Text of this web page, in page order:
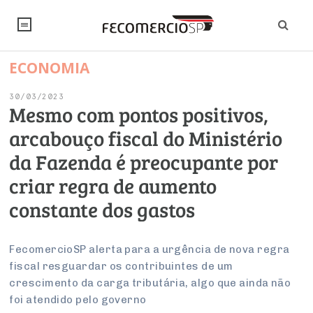
NOTÍCIAS
Artigos
Institucional
Debates Fecomercio-SP
PROJETOS ESPECIAIS:
UM BRASIL
Economia
Pesquisas
Brasil
Modernização do Estado
Economia Digital
Inteligência Artificial
Legislação
Trabalho
Reforma Tributária
Negócios
Atacado
Serviços
Sustentabilidade
Últimas Notícias
PESQUISAS
FALE CONOSCO
INSTITUCIONAL
Imprensa
Negociações Coletivas
CONSELHOS
Conselho de Turismo
Conselho de Emprego e Relações do Trabalho
EMPRESAS
ECONOMIA
30/03/2023
Mesmo com pontos positivos,
arcabouço fiscal do Ministério
da Fazenda é preocupante por
criar regra de aumento
constante dos gastos
FecomercioSP alerta para a urgência de nova regra
fiscal resguardar os contribuintes de um
crescimento da carga tributária, algo que ainda não
foi atendido pelo governo